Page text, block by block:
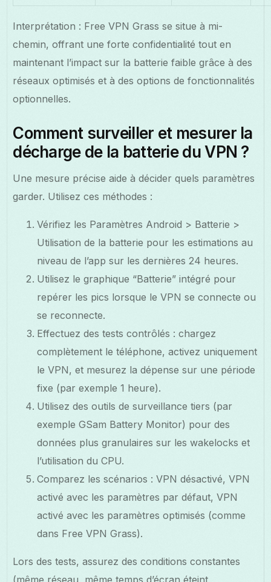
Interprétation : Free VPN Grass se situe à mi-
chemin, offrant une forte confidentialité tout en
maintenant l’impact sur la batterie faible grâce à des
réseaux optimisés et à des options de fonctionnalités
optionnelles.
Comment surveiller et mesurer la
décharge de la batterie du VPN ?
Une mesure précise aide à décider quels paramètres
garder. Utilisez ces méthodes :
Vérifiez les Paramètres Android > Batterie >
Utilisation de la batterie pour les estimations au
niveau de l’app sur les dernières 24 heures.
Utilisez le graphique “Batterie” intégré pour
repérer les pics lorsque le VPN se connecte ou
se reconnecte.
Effectuez des tests contrôlés : chargez
complètement le téléphone, activez uniquement
le VPN, et mesurez la dépense sur une période
fixe (par exemple 1 heure).
Utilisez des outils de surveillance tiers (par
exemple GSam Battery Monitor) pour des
données plus granulaires sur les wakelocks et
l’utilisation du CPU.
Comparez les scénarios : VPN désactivé, VPN
activé avec les paramètres par défaut, VPN
activé avec les paramètres optimisés (comme
dans Free VPN Grass).
Lors des tests, assurez des conditions constantes
(même réseau, même temps d’écran éteint,